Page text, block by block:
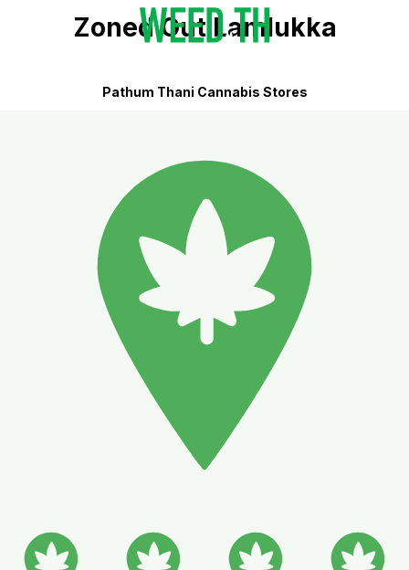
Zoned Out Lamlukka
Pathum Thani Cannabis Stores